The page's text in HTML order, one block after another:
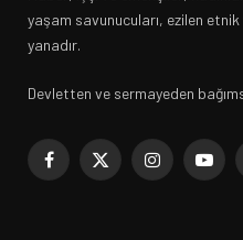
yaşam savunucuları, ezilen
yanadır.
Devletten ve sermayeden
Facebook
X
Instagram